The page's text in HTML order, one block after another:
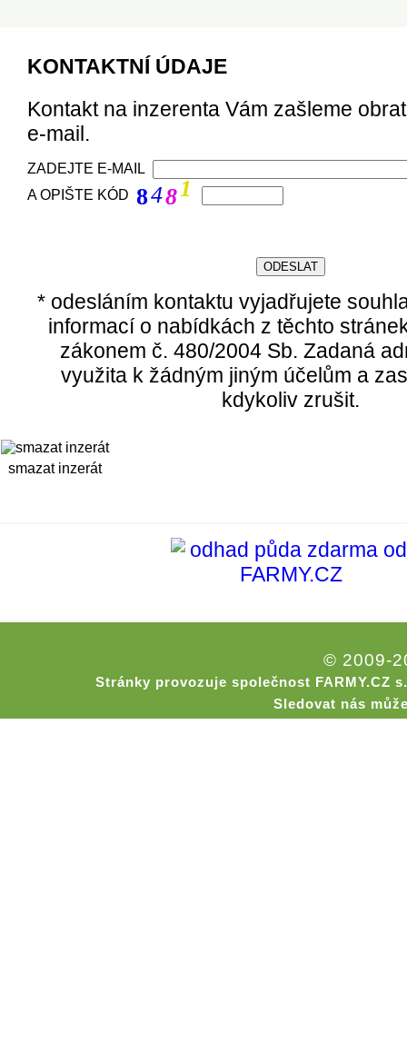
KONTAKTNÍ ÚDAJE
Kontakt na inzerenta Vám zašleme
e-mail.
ZADEJTE E-MAIL
A OPIŠTE KÓD 8481
* odesláním kontaktu vyjadřujete
informací o nabídkách z těchto
zákonem č. 480/2004 Sb. Zadaná
využita k žádným jiným účelům a
kdykoliv zrušit.
smazat inzerát
© 2009-
Stránky provozuje společnost FARMY.CZ
Sledovat nás